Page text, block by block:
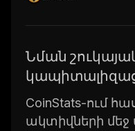
Նման
CoinStats-ում
ակտիվների մեջ